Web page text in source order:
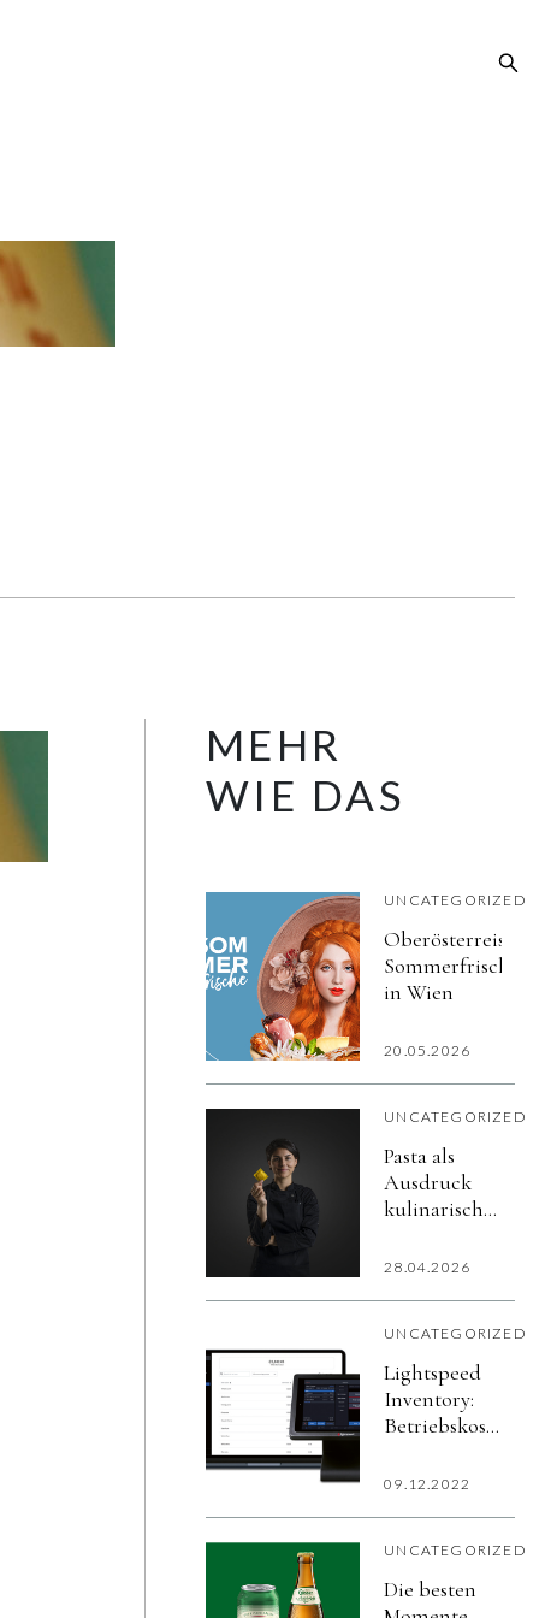
MEHR
WIE DAS
UNCATEGORIZED
Sommerfrische
in Wien
20.05.2026
UNCATEGORIZED
Pasta als
Ausdruck
kulinarischer
PASTERIA®
28.04.2026
UNCATEGORIZED
Lightspeed
Inventory:
Betriebskosten
09.12.2022
UNCATEGORIZED
Die besten